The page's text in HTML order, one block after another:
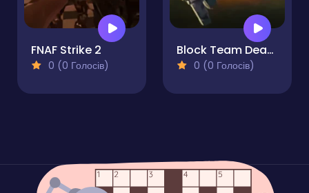
FNAF Strike 2
0 (0 Голосів)
Block Team Deathmatch
0 (0 Голосів)